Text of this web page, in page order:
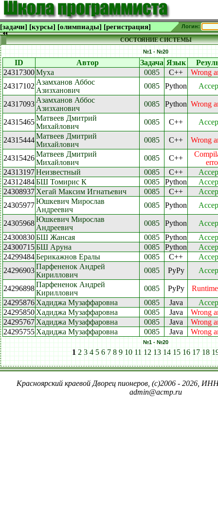
[задачи] [курсы] [олимпиады] [регистрация] Логин:
СОСТОЯНИЕ СИСТЕМЫ
№1 - №20
ID Автор Задача Язык
24317300Муха 0085 C++
Wrong
24317102 Азамханов Аббос
Азизханович
0085 Python
24317093 Азамханов Аббос
Азизханович
0085 Python Wrong
24315465Матвеев Дмитрий
Михайлович
0085 C++
24315444Матвеев Дмитрий
Михайлович
0085 C++ Wrong
24315426Матвеев Дмитрий
Михайлович
0085 C++
24313197Неизвестный 0085 C++
24312484БШ Томирис К 0085 Python
24308937 Хегай Максим Игнатьевич 0085 C++
24305977Юшкевич Мирослав
Андреевич
0085 Python
24305968Юшкевич Мирослав
Андреевич
0085 Python
24300830БШ Жансая 0085 Python
24300715БШ Аруна 0085 Python
24299484Берикажнов Ералы 0085 C++
24296903Парфененок Андрей
Кириллович
0085 PyPy
24296898Парфененок Андрей
Кириллович
0085 PyPy
24295876 Хадиджа Музаффаровна 0085 Java
24295850 Хадиджа Музаффаровна 0085 Java
Wrong
24295767 Хадиджа Музаффаровна 0085 Java
Wrong
24295755 Хадиджа Музаффаровна 0085 Java Wrong
№1 - №20
1 2 3 4 5 6 7 8 9 10 11 12 13 14 15 16 17 18
Красноярский краевой Дворец пионеров, (c)2006 - 2026,
admin@acmp.ru